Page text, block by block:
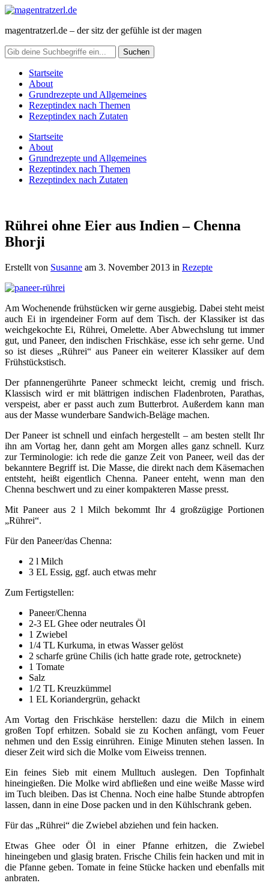
magentratzerl.de – der sitz der gefühle ist der magen
Startseite
About
Grundrezepte und Allgemeines
Rezeptindex nach Themen
Rezeptindex nach Zutaten
Startseite
About
Grundrezepte und Allgemeines
Rezeptindex nach Themen
Rezeptindex nach Zutaten
Rührei ohne Eier aus Indien – Chenna
Bhorji
Erstellt von Susanne am 3. November 2013 in Rezepte
Am Wochenende frühstücken wir gerne ausgiebig. Dabei steht meist
auch Ei in irgendeiner Form auf dem Tisch. der Klassiker ist das
weichgekochte Ei, Rührei, Omelette. Aber Abwechslung tut immer
gut, und Paneer, den indischen Frischkäse, esse ich sehr gerne. Und
so ist dieses „Rührei“ aus Paneer ein weiterer Klassiker auf dem
Frühstückstisch.
Der pfannengerührte Paneer schmeckt leicht, cremig und frisch.
Klassisch wird er mit blättrigen indischen Fladenbroten, Parathas,
verspeist, aber er passt auch zum Butterbrot. Außerdem kann man
aus der Masse wunderbare Sandwich-Beläge machen.
Der Paneer ist schnell und einfach hergestellt – am besten stellt Ihr
ihn am Vortag her, dann geht am Morgen alles ganz schnell. Kurz
zur Terminologie: ich rede die ganze Zeit von Paneer, weil das der
bekanntere Begriff ist. Die Masse, die direkt nach dem Käsemachen
entsteht, heißt eigentlich Chenna. Paneer enteht, wenn man den
Chenna beschwert und zu einer kompakteren Masse presst.
Mit Paneer aus 2 l Milch bekommt Ihr 4 großzügige Portionen
„Rührei“.
Für den Paneer/das Chenna:
2 l Milch
3 EL Essig, ggf. auch etwas mehr
Zum Fertigstellen:
Paneer/Chenna
2-3 EL Ghee oder neutrales Öl
1 Zwiebel
1/4 TL Kurkuma, in etwas Wasser gelöst
2 scharfe grüne Chilis (ich hatte grade rote, getrocknete)
1 Tomate
Salz
1/2 TL Kreuzkümmel
1 EL Koriandergrün, gehackt
Am Vortag den Frischkäse herstellen: dazu die Milch in einem
großen Topf erhitzen. Sobald sie zu Kochen anfängt, vom Feuer
nehmen und den Essig einrühren. Einige Minuten stehen lassen. In
dieser Zeit wird sich die Molke vom Eiweiss trennen.
Ein feines Sieb mit einem Mulltuch auslegen. Den Topfinhalt
hineingießen. Die Molke wird abfließen und eine weiße Masse wird
im Tuch bleiben. Das ist Chenna. Noch eine halbe Stunde abtropfen
lassen, dann in eine Dose packen und in den Kühlschrank geben.
Für das „Rührei“ die Zwiebel abziehen und fein hacken.
Etwas Ghee oder Öl in einer Pfanne erhitzen, die Zwiebel
hineingeben und glasig braten. Frische Chilis fein hacken und mit in
die Pfanne geben. Tomate in feine Stücke hacken und ebenfalls mit
anbraten.